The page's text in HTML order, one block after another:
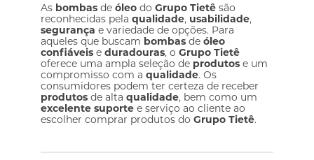
As bombasdeóleodoGrupo Tietêsão
reconhecidas pelaqualidade, usabilidade,
segurançae variedade de opções. Para
aqueles que buscam bombasdeóleo
confiáveiseduradouras, oGrupo Tietê
oferece uma ampla seleção de produtose um
compromisso com aqualidade. Os
consumidores podem ter certeza de receber
produtosde altaqualidade, bem como um
excelente suportee serviço ao cliente ao
escolher comprar produtos doGrupo Tietê.